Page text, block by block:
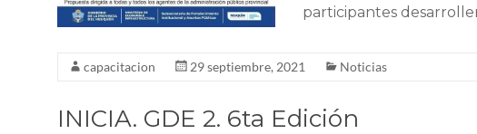
participantes
capacitacion 29 septiembre, 2021 Noticias
INICIA. GDE 2. 6ta Edición